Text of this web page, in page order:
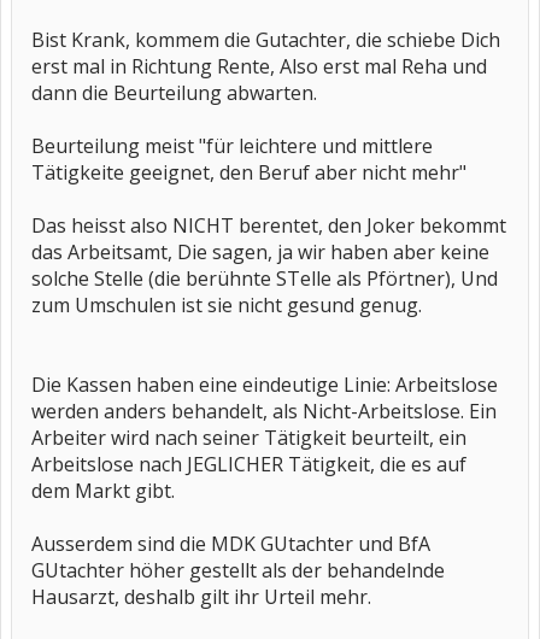
Bist Krank, kommem die Gutachter, die schiebe Dich
erst mal in Richtung Rente, Also erst mal Reha und
dann die Beurteilung abwarten.
Beurteilung meist "für leichtere und mittlere
Tätigkeite geeignet, den Beruf aber nicht mehr"
Das heisst also NICHT berentet, den Joker bekommt
das Arbeitsamt, Die sagen, ja wir haben aber keine
solche Stelle (die berühnte STelle als Pförtner), Und
zum Umschulen ist sie nicht gesund genug.
Die Kassen haben eine eindeutige Linie: Arbeitslose
werden anders behandelt, als Nicht-Arbeitslose. Ein
Arbeiter wird nach seiner Tätigkeit beurteilt, ein
Arbeitslose nach JEGLICHER Tätigkeit, die es auf
dem Markt gibt.
Ausserdem sind die MDK GUtachter und BfA
GUtachter höher gestellt als der behandelnde
Hausarzt, deshalb gilt ihr Urteil mehr.